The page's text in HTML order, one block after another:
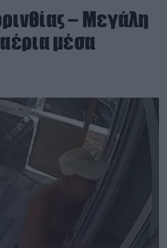
– Μεγάλη
μέσα